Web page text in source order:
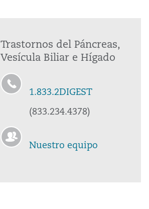
Trastornos del Páncreas,
Vesícula Biliar e Hígado
1.833.2DIGEST
(833.234.4378)
Nuestro equipo